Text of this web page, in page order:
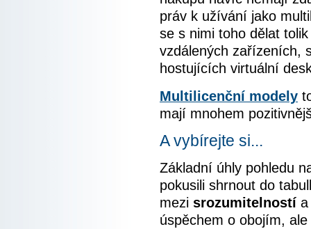
práv k užívání jako
se s nimi toho dělat
vzdálených zařízeních,
hostujících virtuální
Multilicenční modely
mají mnohem
A vybírejte si...
Základní úhly pohledu
pokusili shrnout do
mezi srozumitelností
úspěchem o obojím,